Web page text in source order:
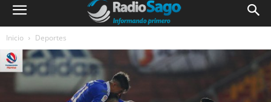
Inicio Deportes